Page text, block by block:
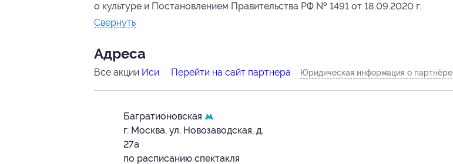
о культуре и Постановлением Правительства РФ № 1491 от 18.09.2020 г.
Свернуть
Адресa
Все акции Иси Перейти на сайт партнера Юридическая информация о партнёре
Багратионовская
г. Москва, ул. Новозаводская, д.
27а
по расписанию спектакля